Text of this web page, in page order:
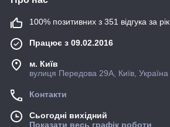
100% позитивних з 351 відгука за рік
Працює з 09.02.2016
м. Київ
вулиця Передова 29А, Київ, Україна
Контакти
Сьогодні вихідний
Показати весь графік роботи